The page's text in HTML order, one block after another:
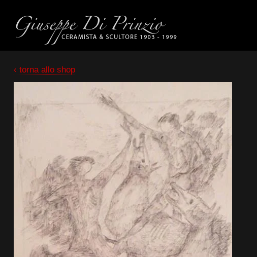
‹ torna allo shop